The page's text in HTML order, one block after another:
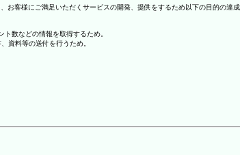
客様にご満足いただくサービスの開発、提供をするため以下の目的の達
数などの情報を取得するため。
資料等の送付を行うため。